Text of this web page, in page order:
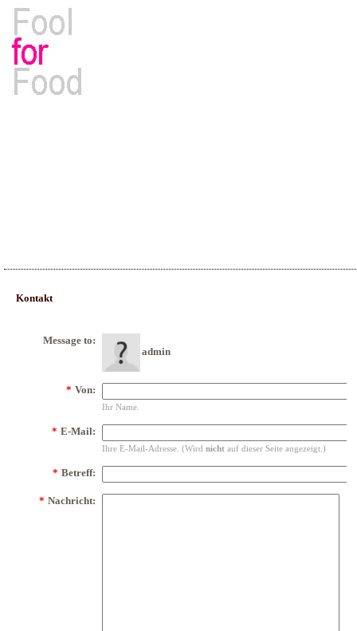
Kontakt
Message to:
admin
* Von:
Ihr Name.
* E-Mail:
Ihre E-Mail-Adresse. (Wird nicht auf dieser Seite angezeigt.)
* Betreff:
* Nachricht: